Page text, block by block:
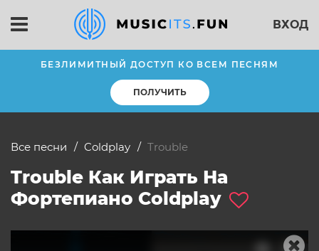
ВХОД
БЕЗЛИМИТНЫЙ ДОСТУП КО ВСЕМ ПЕСНЯМ
ПОЛУЧИТЬ
Все песни Coldplay trouble
Trouble Как Играть На
Фортепиано Coldplay